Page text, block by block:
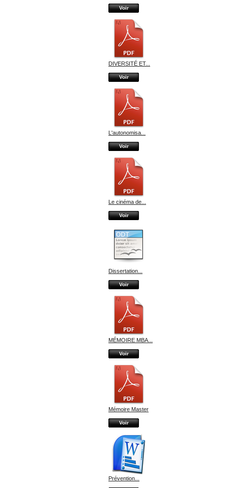
Voir
DIVERSITÉ ET...
Voir
L'autonomisa...
Voir
Le cinéma de...
Voir
Dissertation...
Voir
MÉMOIRE MBA...
Voir
Mémoire Master
Voir
Prévention...